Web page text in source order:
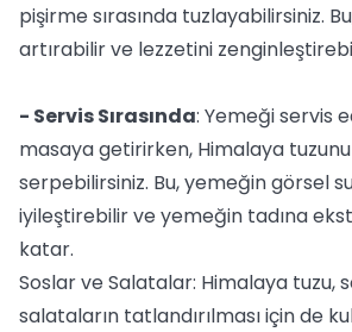
pişirme sırasında tuzlayabilirsiniz.
artırabilir ve lezzetini
- Servis Sırasında: Yemeği servis
masaya getirirken, Himalaya
serpebilirsiniz. Bu, yemeğin görsel
iyileştirebilir ve yemeğin tadına
katar.
Soslar ve Salatalar: Himalaya tuzu,
salataların tatlandırılması için de